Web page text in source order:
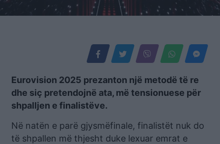
Eurovision 2025 prezanton një metodë të re
dhe siç pretendojnë ata, më tensionuese për
shpalljen e finalistëve.
Në natën e parë gjysmëfinale, finalistët nuk do
të shpallen më thjesht duke lexuar emrat e